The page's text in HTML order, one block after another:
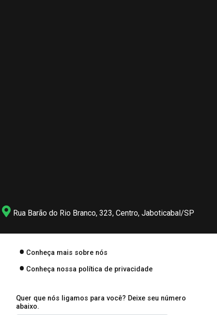
Rua Barão do Rio Branco, 323, Centro, Jaboticabal/SP
Conheça mais sobre nós
Conheça nossa política de privacidade
Quer que nós ligamos para você? Deixe seu número
abaixo.